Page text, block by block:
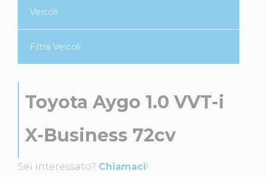
Veicoli
Filtra Veicoli
Toyota Aygo 1.0 VVT-i
X-Business 72cv
Sei interessato? Chiamaci!